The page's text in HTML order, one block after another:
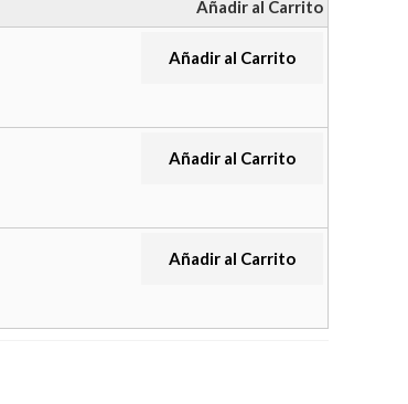
Añadir al Carrito
Añadir al Carrito
Añadir al Carrito
Añadir al Carrito